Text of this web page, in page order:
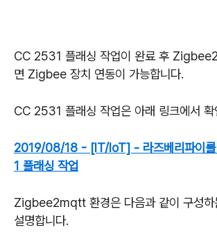
CC 2531 플래싱 작업이 완료 후
면 Zigbee 장치 연동이 가능합니다.
CC 2531 플래싱 작업은 아래 링크에서 확
2019/08/18 - [IT/IoT] - 라즈베리파이
1 플래싱 작업
Zigbee2mqtt 환경은 다음과 같이 구성하
설명합니다.